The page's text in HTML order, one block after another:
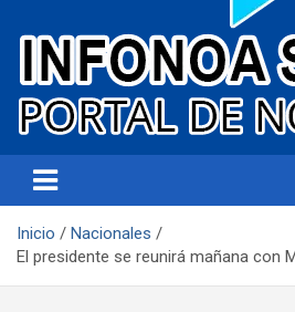
Infonoa Salta
Inicio
Nacionales
El presidente se reunirá mañana con